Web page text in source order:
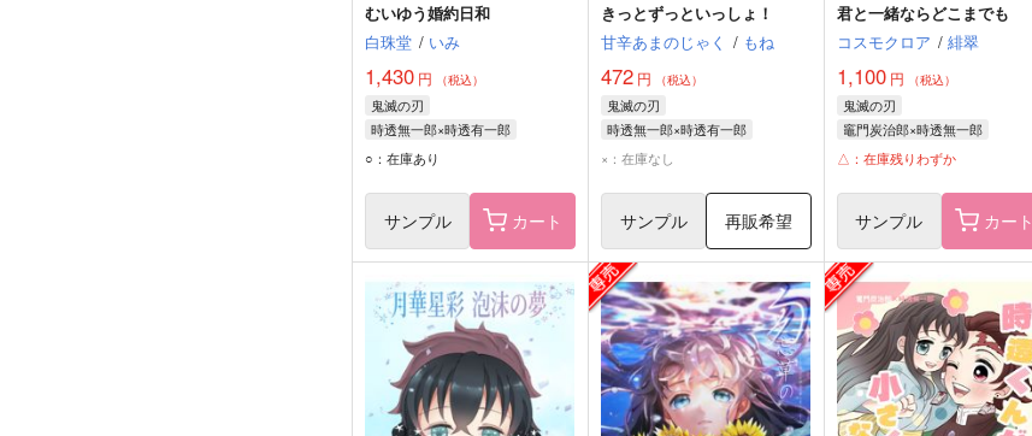
むいゆう婚約日和
白珠堂 / いみ
1,430 円 （税込）
鬼滅の刃
時透無一郎×時透有一郎
時透無一郎
○：在庫あり
サンプル カート
きっとずっといっしょ！
甘辛あまのじゃく / もね
472円 （税込）
鬼滅の刃
時透無一郎×時透有一郎
時透無一郎
×：在庫なし
サンプル 再販希望
君と一緒ならどこまでも
コスモクロア / 緋翠
1,100円 （税込）
鬼滅の刃
竈門炭治郎×時透無一郎
竈門炭治郎
時透無一郎
△：在庫残りわずか
サンプル カート